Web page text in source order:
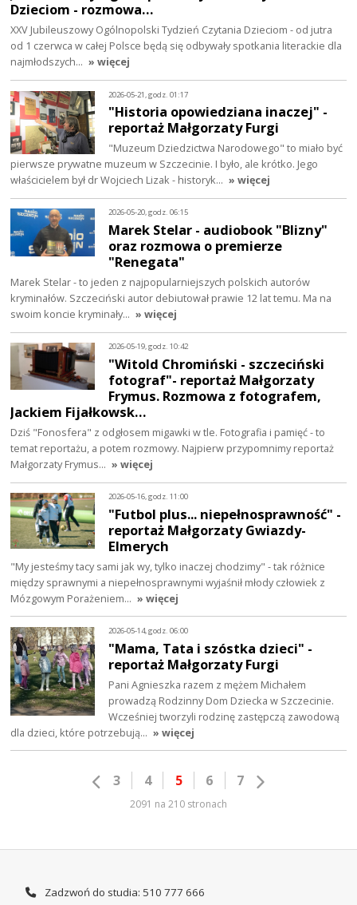
Dzieciom - rozmowa…
XXV Jubileuszowy Ogólnopolski Tydzień Czytania Dzieciom - od jutra
od 1 czerwca w całej Polsce będą się odbywały spotkania literackie dla
najmłodszych… » więcej
2026-05-21, godz. 01:17
"Historia opowiedziana inaczej" -
reportaż Małgorzaty Furgi
"Muzeum Dziedzictwa Narodowego" to miało być
pierwsze prywatne muzeum w Szczecinie. I było, ale krótko. Jego
właścicielem był dr Wojciech Lizak - historyk… » więcej
2026-05-20, godz. 06:15
Marek Stelar - audiobook "Blizny"
oraz rozmowa o premierze
"Renegata"
Marek Stelar - to jeden z najpopularniejszych polskich autorów
kryminałów. Szczeciński autor debiutował prawie 12 lat temu. Ma na
swoim koncie kryminały… » więcej
2026-05-19, godz. 10:42
"Witold Chromiński - szczeciński
fotograf"- reportaż Małgorzaty
Frymus. Rozmowa z fotografem,
Jackiem Fijałkowsk…
Dziś "Fonosfera" z odgłosem migawki w tle. Fotografia i pamięć - to
temat reportażu, a potem rozmowy. Najpierw przypomnimy reportaż
Małgorzaty Frymus… » więcej
2026-05-16, godz. 11:00
"Futbol plus... niepełnosprawność" -
reportaż Małgorzaty Gwiazdy-
Elmerych
"My jesteśmy tacy sami jak wy, tylko inaczej chodzimy" - tak różnice
między sprawnymi a niepełnosprawnymi wyjaśnił młody człowiek z
Mózgowym Porażeniem… » więcej
2026-05-14, godz. 06:00
"Mama, Tata i szóstka dzieci" -
reportaż Małgorzaty Furgi
Pani Agnieszka razem z mężem Michałem
prowadzą Rodzinny Dom Dziecka w Szczecinie.
Wcześniej tworzyli rodzinę zastępczą zawodową
dla dzieci, które potrzebują… » więcej
3 4 5 6 7
2091 na 210 stronach
Zadzwoń do studia: 510 777 666